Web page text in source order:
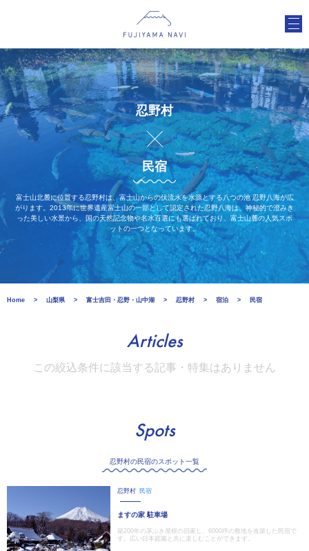
忍野村
民宿
富士山北麓に位置する忍野村は、富士山からの伏流水を水源とする八つの池 忍野八海が広
がります。2013年に世界遺産富士山の一部として認定された忍野八海は、神秘的で澄みき
った美しい水景から、国の天然記念物や名水百選にも選ばれており、富士山麓の人気スポ
ットの一つとなっています。
Home 山梨県 富士吉田・忍野・山中湖 忍野村 宿泊 民宿
Articles
この絞込条件に該当する記事・特集はありません
Spots
忍野村の民宿のスポット一覧
忍野村 民宿
ますの家 駐車場
築200年の茅ぶき屋根の旧家し、6000坪の敷地を改築した民宿で
す。広い日本庭園と共に楽しむことができます。